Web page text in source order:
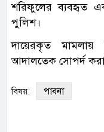
শরিফুলের ব্যবহৃত
পুলিশ।
দায়েরকৃত মামলায়
আদালতেক সোপর্দ
বিষয়: পাবনা